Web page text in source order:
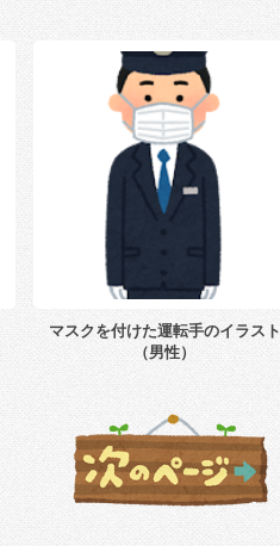
マスクを付けた運転手のイラスト
（男性）